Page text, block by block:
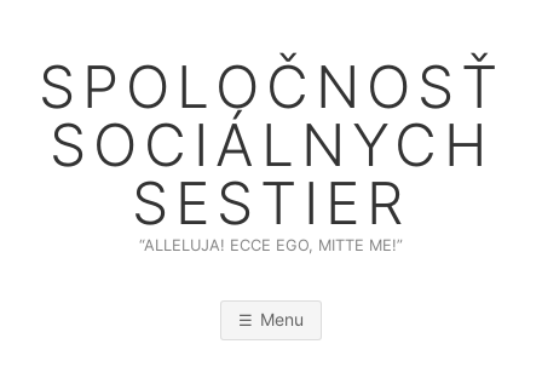
contentSPOLOČNOSŤ
SOCIÁLNYCH
SESTIER
“ALLELUJA! ECCE EGO, MITTE ME!”
Menu